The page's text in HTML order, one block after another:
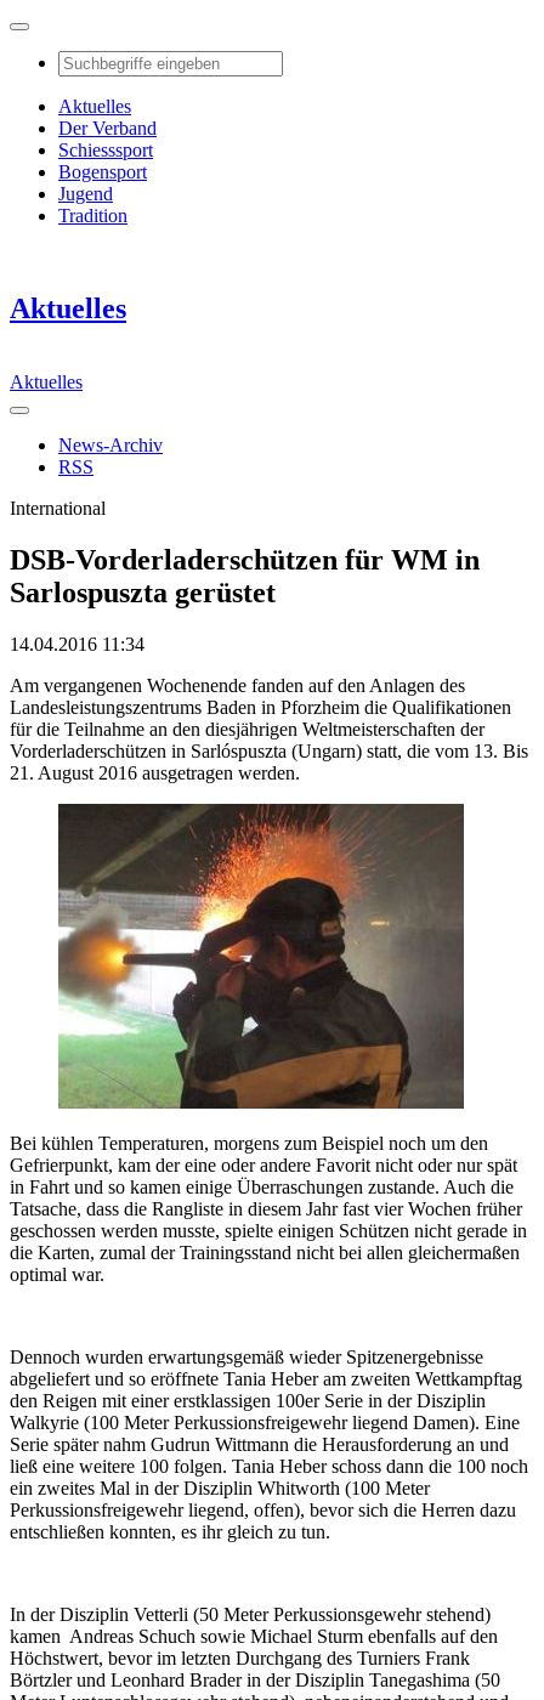
Aktuelles
Der Verband
Schiesssport
Bogensport
Jugend
Tradition
Aktuelles
Aktuelles
News-Archiv
RSS
International
DSB-Vorderladerschützen für WM in
Sarlospuszta gerüstet
14.04.2016 11:34
Am vergangenen Wochenende fanden auf den Anlagen des
Landesleistungszentrums Baden in Pforzheim die Qualifikationen
für die Teilnahme an den diesjährigen Weltmeisterschaften der
Vorderladerschützen in Sarlóspuszta (Ungarn) statt, die vom 13. Bis
21. August 2016 ausgetragen werden.
Bei kühlen Temperaturen, morgens zum Beispiel noch um den
Gefrierpunkt, kam der eine oder andere Favorit nicht oder nur spät
in Fahrt und so kamen einige Überraschungen zustande. Auch die
Tatsache, dass die Rangliste in diesem Jahr fast vier Wochen früher
geschossen werden musste, spielte einigen Schützen nicht gerade in
die Karten, zumal der Trainingsstand nicht bei allen gleichermaßen
optimal war.
Dennoch wurden erwartungsgemäß wieder Spitzenergebnisse
abgeliefert und so eröffnete Tania Heber am zweiten Wettkampftag
den Reigen mit einer erstklassigen 100er Serie in der Disziplin
Walkyrie (100 Meter Perkussionsfreigewehr liegend Damen). Eine
Serie später nahm Gudrun Wittmann die Herausforderung an und
ließ eine weitere 100 folgen. Tania Heber schoss dann die 100 noch
ein zweites Mal in der Disziplin Whitworth (100 Meter
Perkussionsfreigewehr liegend, offen), bevor sich die Herren dazu
entschließen konnten, es ihr gleich zu tun.
In der Disziplin Vetterli (50 Meter Perkussionsgewehr stehend)
kamen Andreas Schuch sowie Michael Sturm ebenfalls auf den
Höchstwert, bevor im letzten Durchgang des Turniers Frank
Börtzler und Leonhard Brader in der Disziplin Tanegashima (50